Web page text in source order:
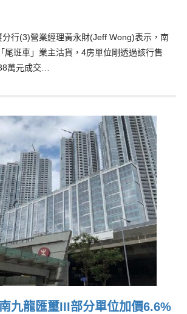
行(3)營業經理黃永財(Jeff Wong)表示，南
尾班車」業主沽貨，4房單位剛透過該行售
萬元成交…
九龍匯璽III部分單位加價6.6%